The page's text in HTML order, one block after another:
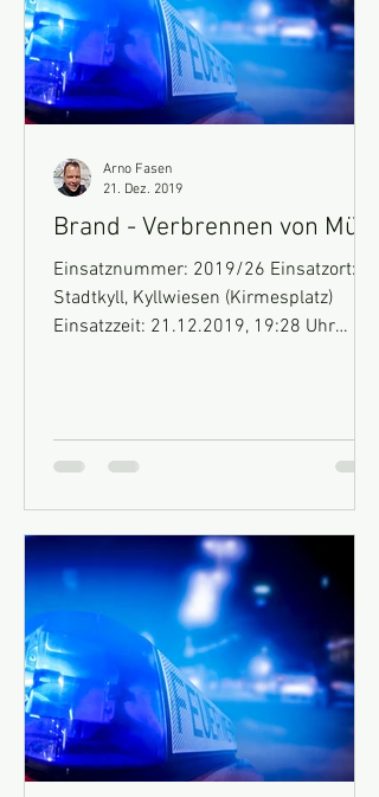
Brand - Verbrennen von Müll
Einsatznummer: 2019/26 Einsatzort:
Stadtkyll, Kyllwiesen (Kirmesplatz)
Einsatzzeit: 21.12.2019, 19:28 Uhr
Arno Fasen
21. Dez. 2019